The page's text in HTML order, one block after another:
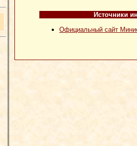
Источники
Официальный сайт